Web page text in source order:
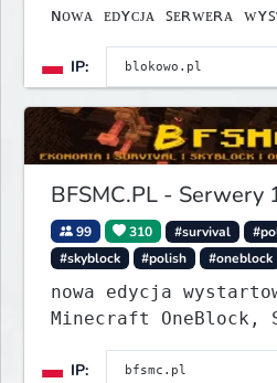
ɴᴏᴡᴀ ᴇᴅʏᴄᴊᴀ ꜱᴇʀᴡᴇʀᴀ
IP:
BFSMC.PL - Serwery
99 310 #survival
#skyblock
#polish #oneblock
nowa edycja
Minecraft OneBlock,
BedWars, kitpvp
IP: